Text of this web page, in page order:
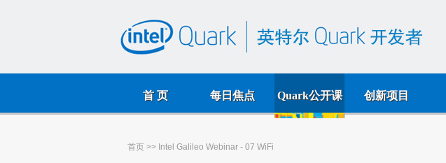
首 页 每日焦点 Quark公开课 创新项目
首页 >> Intel Galileo Webinar - 07 WiFi